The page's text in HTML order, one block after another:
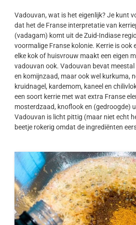
Vadouvan, wat is het eigenlijk? Je kunt
dat het de Franse interpretatie van
(vadagam) komt uit de Zuid-Indiase
voormalige Franse kolonie. Kerrie is ook
elke kok of huisvrouw maakt een eigen
vadouvan ook. Vadouvan bevat meestal
en komijnzaad, maar ook wel kurkuma,
kruidnagel, kardemom, kaneel en
een soort kerrie met wat extra Franse
mosterdzaad, knoflook en (gedroogde)
Vadouvan is licht pittig (maar niet echt
beetje rokerig omdat de ingrediënten